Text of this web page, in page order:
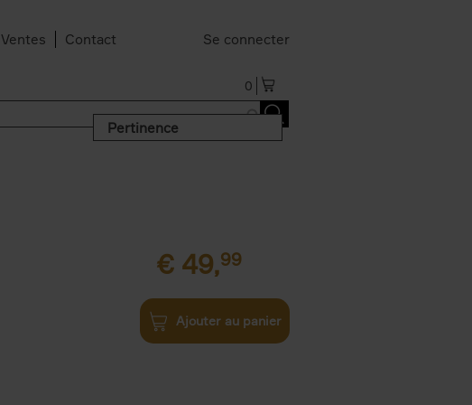
Ventes Contact Se connecter
0
Pertinence
€ 49,99
Ajouter au panier